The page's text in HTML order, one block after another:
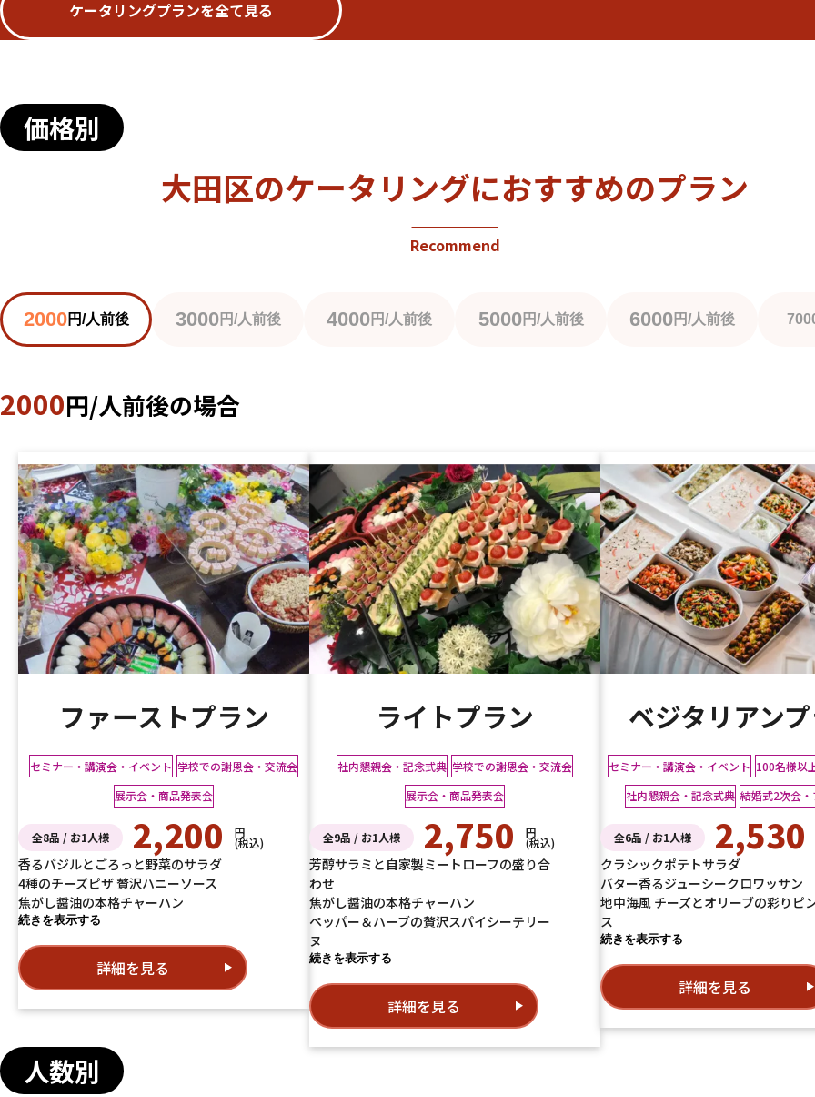
ケータリングプランを全て見る
価格別
大田区のケータリングにおすすめのプラン
Recommend
2000円/人前後 3000円/人前後 4000円/人前後 5000円/人前後 6000円/人前後
2000円/人前後の場合
ファーストプラン
セミナー・講演会・イベント 学校での謝恩会・交流会
展示会・商品発表会
全8品 / お1人様 2,200 円
(税込)
香るバジルとごろっと野菜のサラダ
4種のチーズピザ 贅沢ハニーソース
焦がし醤油の本格チャーハン
続きを表示する
詳細を見る
ライトプラン
社内懇親会・記念式典 学校での謝恩会・交流会
展示会・商品発表会
全9品 / お1人様 2,750 円
(税込)
芳醇サラミと自家製ミートローフの盛り合
わせ
焦がし醤油の本格チャーハン
ペッパー＆ハーブの贅沢スパイシーテリー
ヌ
続きを表示する
詳細を見る
ベジタリアン
セミナー・講演会・イベント 100名様以
社内懇親会・記念式典 結婚式2次会
全6品 / お1人様 2,530
クラシックポテトサラダ
バター香るジューシークロワッサン
地中海風 チーズとオリーブの彩りピ
ス
続きを表示する
詳細を見る
人数別